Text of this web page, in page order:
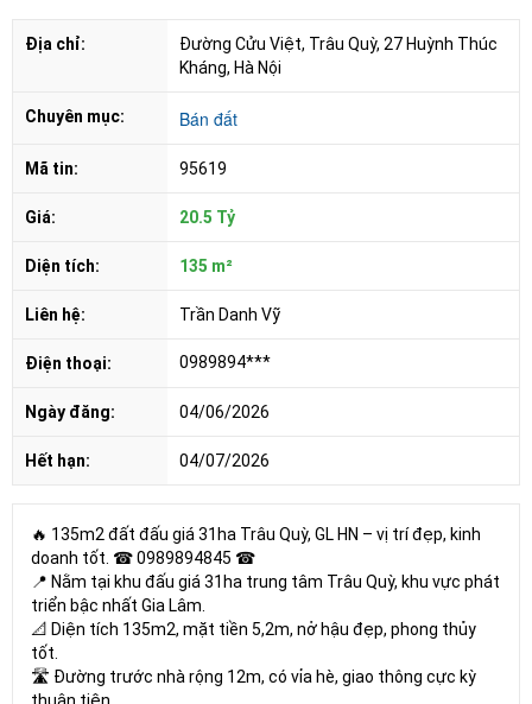
Địa chỉ:
Đường Cửu Việt, Trâu Quỳ, 27 Huỳnh Thúc
Kháng, Hà Nội
Chuyên mục: Bán đất
Mã tin: 95619
Giá: 20.5 Tỷ
Diện tích: 135 m²
Liên hệ: Trần Danh Vỹ
Điện thoại: 0989894***
Ngày đăng: 04/06/2026
Hết hạn: 04/07/2026
🔥 135m2 đất đấu giá 31ha Trâu Quỳ, GL HN – vị trí đẹp, kinh
doanh tốt. ☎ 0989894845 ☎
📍 Nằm tại khu đấu giá 31ha trung tâm Trâu Quỳ, khu vực phát
triển bậc nhất Gia Lâm.
📐 Diện tích 135m2, mặt tiền 5,2m, nở hậu đẹp, phong thủy
tốt.
🛣️ Đường trước nhà rộng 12m, có vỉa hè, giao thông cực kỳ
thuận tiện.